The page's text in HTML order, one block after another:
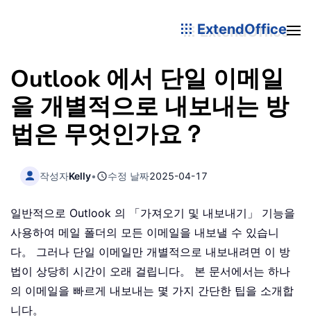
ExtendOffice
Outlook 에서 단일 이메일
을 개별적으로 내보내는 방
법은 무엇인가요？
작성자Kelly• 수정 날짜2025-04-17
일반적으로 Outlook 의 「가져오기 및 내보내기」 기능을
사용하여 메일 폴더의 모든 이메일을 내보낼 수 있습니
다。 그러나 단일 이메일만 개별적으로 내보내려면 이 방
법이 상당히 시간이 오래 걸립니다。 본 문서에서는 하나
의 이메일을 빠르게 내보내는 몇 가지 간단한 팁을 소개합
니다。